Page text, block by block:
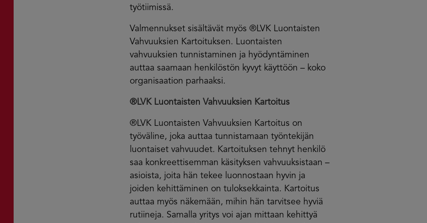
työtiimissä.
Valmennukset sisältävät myös ®LVK Luontaisten
Vahvuuksien Kartoituksen. Luontaisten
vahvuuksien tunnistaminen ja hyödyntäminen
auttaa saamaan henkilöstön kyvyt käyttöön – koko
organisaation parhaaksi.
®LVK Luontaisten Vahvuuksien Kartoitus
®LVK Luontaisten Vahvuuksien Kartoitus on
työväline, joka auttaa tunnistamaan työntekijän
luontaiset vahvuudet. Kartoituksen tehnyt henkilö
saa konkreettisemman käsityksen vahvuuksistaan –
asioista, joita hän tekee luonnostaan hyvin ja
joiden kehittäminen on tuloksekkainta. Kartoitus
auttaa myös näkemään, mihin hän tarvitsee hyviä
rutiineja. Samalla yritys voi ajan mittaan kehittyä